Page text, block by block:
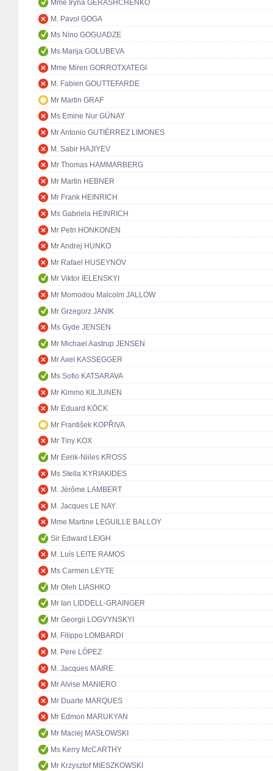
Mme Iryna GERASHCHENKO
M. Pavol GOGA
Ms Nino GOGUADZE
Ms Marija GOLUBEVA
Mme Miren GORROTXATEGI
M. Fabien GOUTTEFARDE
Mr Martin GRAF
Ms Emine Nur GÜNAY
Mr Antonio GUTIÉRREZ LIMONES
M. Sabir HAJIYEV
Mr Thomas HAMMARBERG
Mr Martin HEBNER
Mr Frank HEINRICH
Ms Gabriela HEINRICH
Mr Petri HONKONEN
Mr Andrej HUNKO
Mr Rafael HUSEYNOV
Mr Viktor IELENSKYI
Mr Momodou Malcolm JALLOW
Mr Grzegorz JANIK
Ms Gyde JENSEN
Mr Michael Aastrup JENSEN
Mr Axel KASSEGGER
Ms Sofio KATSARAVA
Mr Kimmo KILJUNEN
Mr Eduard KÖCK
Mr František KOPŘIVA
Mr Tiny KOX
Mr Eerik-Niiles KROSS
Ms Stella KYRIAKIDES
M. Jérôme LAMBERT
M. Jacques LE NAY
Mme Martine LEGUILLE BALLOY
Sir Edward LEIGH
M. Luís LEITE RAMOS
Ms Carmen LEYTE
Mr Oleh LIASHKO
Mr Ian LIDDELL-GRAINGER
Mr Georgii LOGVYNSKYI
M. Filippo LOMBARDI
M. Pere LÓPEZ
M. Jacques MAIRE
Mr Alvise MANIERO
Mr Duarte MARQUES
Mr Edmon MARUKYAN
Mr Maciej MASŁOWSKI
Ms Kerry McCARTHY
Mr Krzysztof MIESZKOWSKI